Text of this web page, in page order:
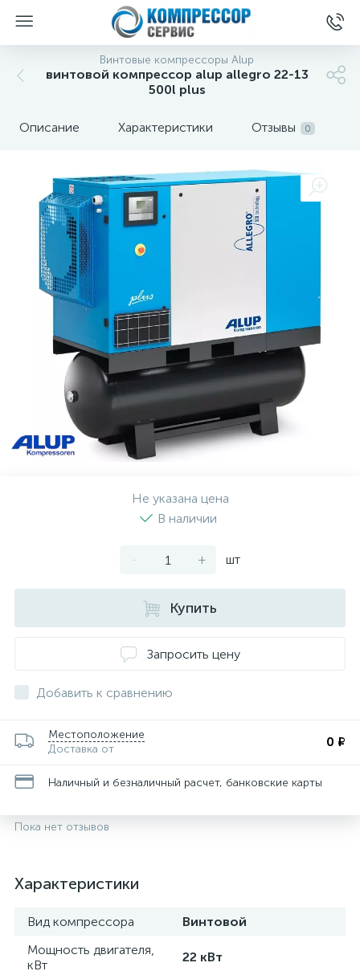
Винтовые компрессоры Alup
винтовой компрессор alup allegro 22-13
500l plus
Описание Характеристики Отзывы 0
Не указана цена
В наличии
- + шт
Купить
Запросить цену
Добавить к сравнению
Местоположение
Доставка от
0 ₽
Наличный и безналичный расчет, банковские карты
Пока нет отзывов
Характеристики
Вид компрессора
Винтовой
Мощность двигателя,
кВт
22 кВт